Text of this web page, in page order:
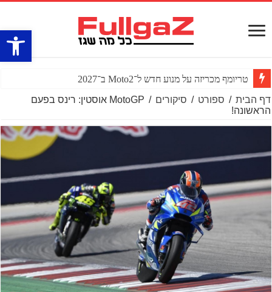
פתח
טריומף מכריזה על מנוע חדש ל־Moto2 ב־2027
דף הבית / ספורט / סיקורים /
MotoGP אוסטין: רינס בפעם
הראשונה!